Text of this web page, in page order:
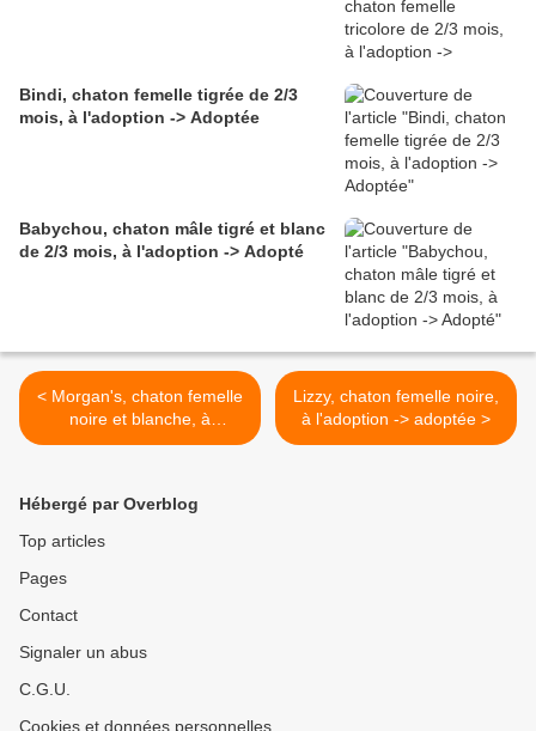
Bindi, chaton femelle tigrée de 2/3
mois, à l'adoption -> Adoptée
Babychou, chaton mâle tigré et blanc
de 2/3 mois, à l'adoption -> Adopté
< Morgan's, chaton femelle
noire et blanche, à
l'adoption > adoptée
Lizzy, chaton femelle noire,
à l'adoption -> adoptée >
Hébergé par Overblog
Top articles
Pages
Contact
Signaler un abus
C.G.U.
Cookies et données personnelles